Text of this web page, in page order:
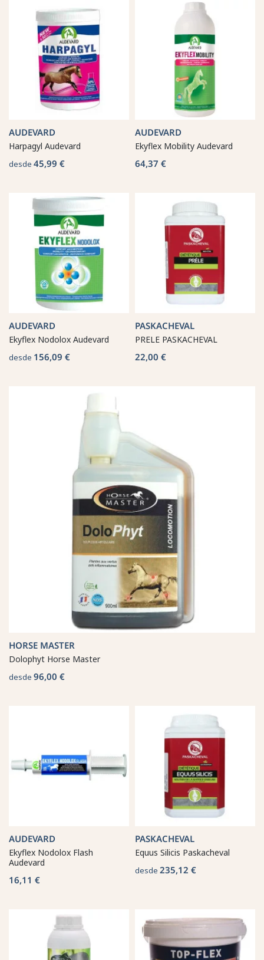
AUDEVARD
Harpagyl Audevard
desde 45,99 €
AUDEVARD
Ekyflex Mobility Audevard
64,37 €
AUDEVARD
Ekyflex Nodolox Audevard
desde 156,09 €
PASKACHEVAL
PRELE PASKACHEVAL
22,00 €
HORSE MASTER
Dolophyt Horse Master
desde 96,00 €
AUDEVARD
Ekyflex Nodolox Flash
Audevard
16,11 €
PASKACHEVAL
Equus Silicis Paskacheval
desde 235,12 €